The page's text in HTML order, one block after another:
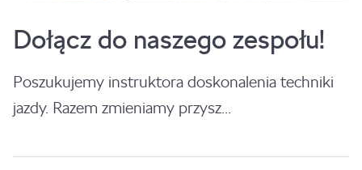
Dołącz do naszego zespołu!
Poszukujemy instruktora doskonalenia techniki
jazdy. Razem zmieniamy przysz...